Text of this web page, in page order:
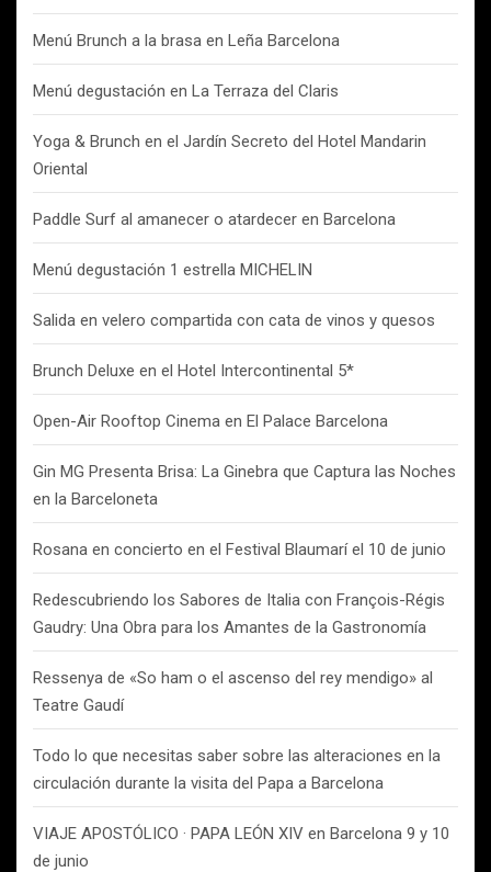
Menú Brunch a la brasa en Leña Barcelona
Menú degustación en La Terraza del Claris
Yoga & Brunch en el Jardín Secreto del Hotel Mandarin
Oriental
Paddle Surf al amanecer o atardecer en Barcelona
Menú degustación 1 estrella MICHELIN
Salida en velero compartida con cata de vinos y quesos
Brunch Deluxe en el Hotel Intercontinental 5*
Open-Air Rooftop Cinema en El Palace Barcelona
Gin MG Presenta Brisa: La Ginebra que Captura las Noches
en la Barceloneta
Rosana en concierto en el Festival Blaumarí el 10 de junio
Redescubriendo los Sabores de Italia con François-Régis
Gaudry: Una Obra para los Amantes de la Gastronomía
Ressenya de «So ham o el ascenso del rey mendigo» al
Teatre Gaudí
Todo lo que necesitas saber sobre las alteraciones en la
circulación durante la visita del Papa a Barcelona
VIAJE APOSTÓLICO · PAPA LEÓN XIV en Barcelona 9 y 10
de junio